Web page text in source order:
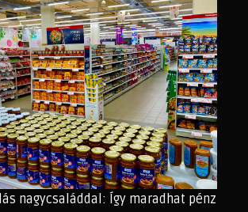
nagycsaláddal: Így maradhat pénz